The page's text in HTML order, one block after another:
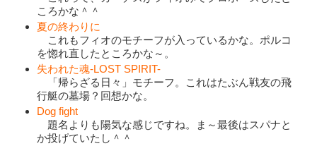
ころかな＾＾
夏の終わりに
これもフィオのモチーフが入っているかな。ポルコ
を惚れ直したところかな～。
失われた魂-LOST SPIRIT-
「帰らざる日々」モチーフ。これはたぶん戦友の飛
行艇の墓場？回想かな。
Dog fight
題名よりも陽気な感じですね。ま～最後はスパナと
か投げていたし＾＾